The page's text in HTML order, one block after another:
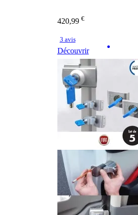
420,99 €
3 avis
Découvrir